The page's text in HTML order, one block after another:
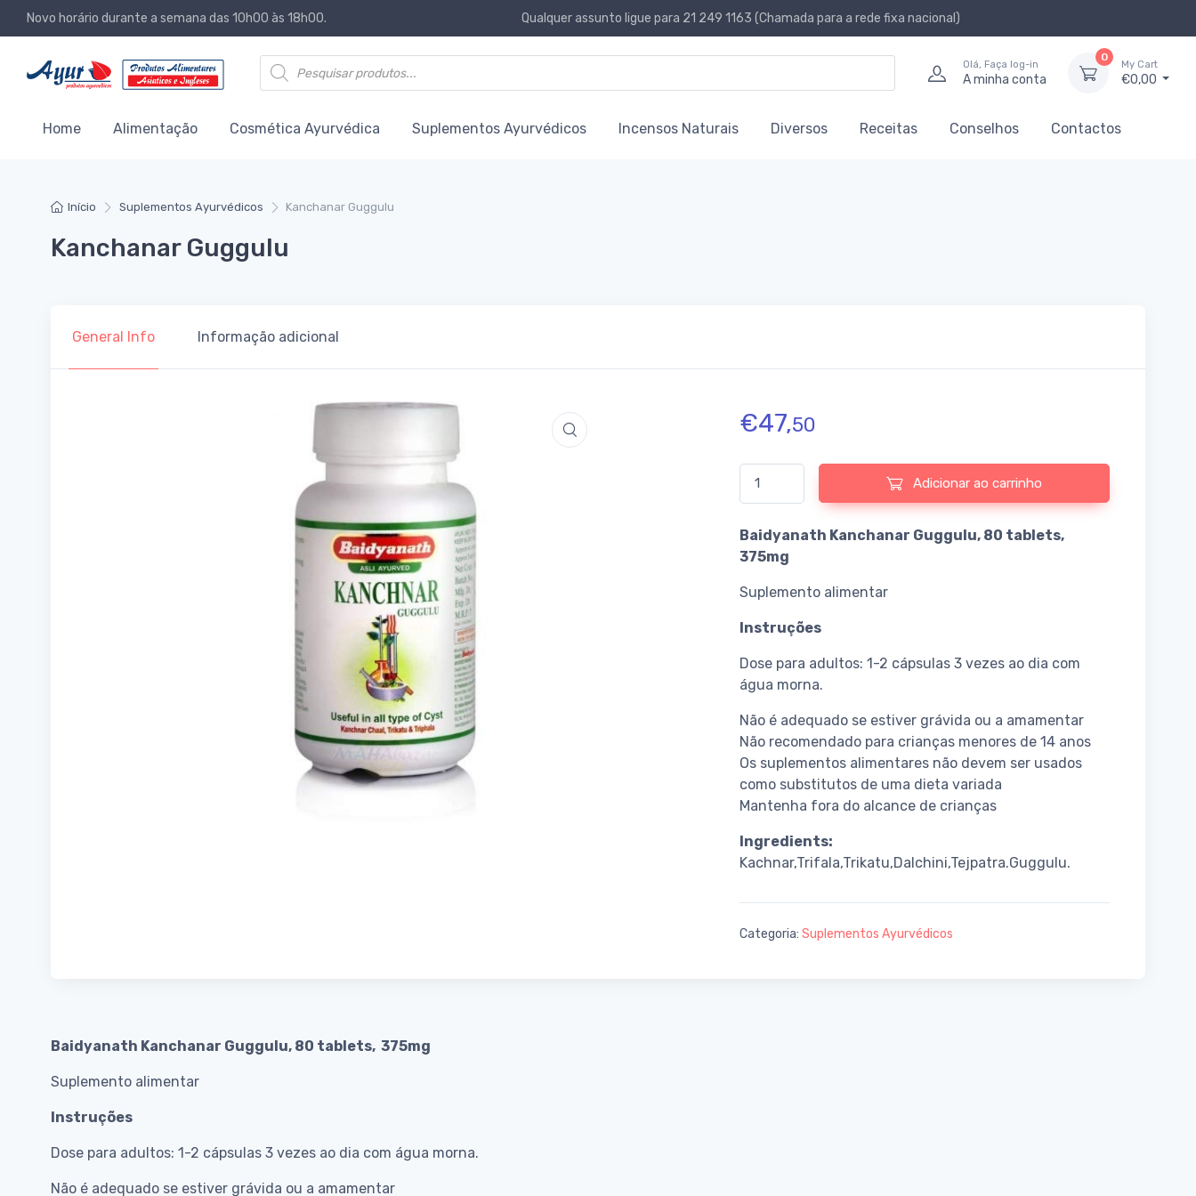
Novo horário durante a semana das 10h00 às 18h00. Qualquer assunto ligue para 21 249 1163 (Chamada para a rede fixa nacional)
Products search Olá, Faça log-in
A minha conta
0
My Cart
€0,00
Home Alimentação Cosmética Ayurvédica Suplementos Ayurvédicos Incensos Naturais Diversos Receitas Conselhos Contactos
Início Suplementos Ayurvédicos Kanchanar Guggulu
Kanchanar Guggulu
General Info Informação adicional
€47,50
Quantidade de Kanchanar Guggulu
Adicionar ao carrinho
Baidyanath Kanchanar Guggulu, 80 tablets,
375mg
Suplemento alimentar
Instruções
Dose para adultos: 1-2 cápsulas 3 vezes ao dia com
água morna.
Não é adequado se estiver grávida ou a amamentar
Não recomendado para crianças menores de 14 anos
Os suplementos alimentares não devem ser usados
como substitutos de uma dieta variada
Mantenha fora do alcance de crianças
Ingredients:
Kachnar,Trifala,Trikatu,Dalchini,Tejpatra.Guggulu.
Categoria: Suplementos Ayurvédicos
Baidyanath Kanchanar Guggulu, 80 tablets, 375mg
Suplemento alimentar
Instruções
Dose para adultos: 1-2 cápsulas 3 vezes ao dia com água morna.
Não é adequado se estiver grávida ou a amamentar